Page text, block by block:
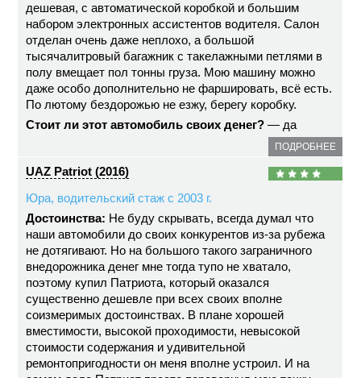
дешевая, с автоматической коробкой и большим
набором электронных ассистентов водителя. Салон
отделан очень даже неплохо, а большой
тысячалитровый багажник с такелажными петлями в
полу вмещает пол тонны груза. Мою машину можно
даже особо дополнительно не фаршировать, всё есть.
По лютому бездорожью не езжу, берегу коробку.
Стоит ли этот автомобиль своих денег? — да
ПОДРОБНЕЕ
UAZ Patriot (2016)
Юра, водительский стаж с 2003 г.
Достоинства: Не буду скрывать, всегда думал что
наши автомобили до своих конкурентов из-за рубежа
не дотягивают. Но на большого такого заграничного
внедорожника денег мне тогда тупо не хватало,
поэтому купил Патриота, который оказался
существенно дешевле при всех своих вполне
соизмеримых достоинствах. В плане хорошей
вместимости, высокой проходимости, невысокой
стоимости содержания и удивительной
ремонтопригодности он меня вполне устроил. И на